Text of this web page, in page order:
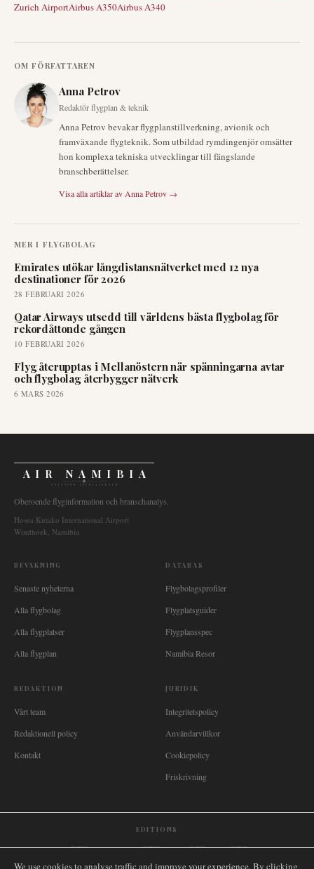
Zurich AirportAirbus A350Airbus A340
OM FÖRFATTAREN
Anna Petrov
Redaktör flygplan & teknik
Anna Petrov bevakar flygplanstillverkning, avionik och
framväxande flygteknik. Som utbildad rymdingenjör omsätter
hon komplexa tekniska utvecklingar till fängslande
branschberättelser.
Visa alla artiklar av Anna Petrov →
MER I FLYGBOLAG
Emirates utökar långdistansnätverket med 12 nya
destinationer för 2026
28 FEBRUARI 2026
Qatar Airways utsedd till världens bästa flygbolag för
rekordåttonde gången
10 FEBRUARI 2026
Flyg återupptas i Mellanöstern när spänningarna avtar
och flygbolag återbygger nätverk
6 MARS 2026
AIR NAMIBIA
AVIATION INTELLIGENCE
Oberoende flyginformation och branschanalys.
Hosea Kutako International Airport
Windhoek, Namibia
BEVAKNING
Senaste nyheterna
Alla flygbolag
Alla flygplatser
Alla flygplan
DATABAS
Flygbolagsprofiler
Flygplatsguider
Flygplansspec
Namibia Resor
REDAKTION
Vårt team
Redaktionell policy
Kontakt
JURIDIK
Integritetspolicy
Användarvillkor
Cookiepolicy
Friskrivning
EDITIONS
🌐 International🇬🇧 United Kingdom🇦🇺 Australia🇨🇦 Canada🇳🇿 New Zealand
We use cookies to analyse traffic and improve your experience. By clicking